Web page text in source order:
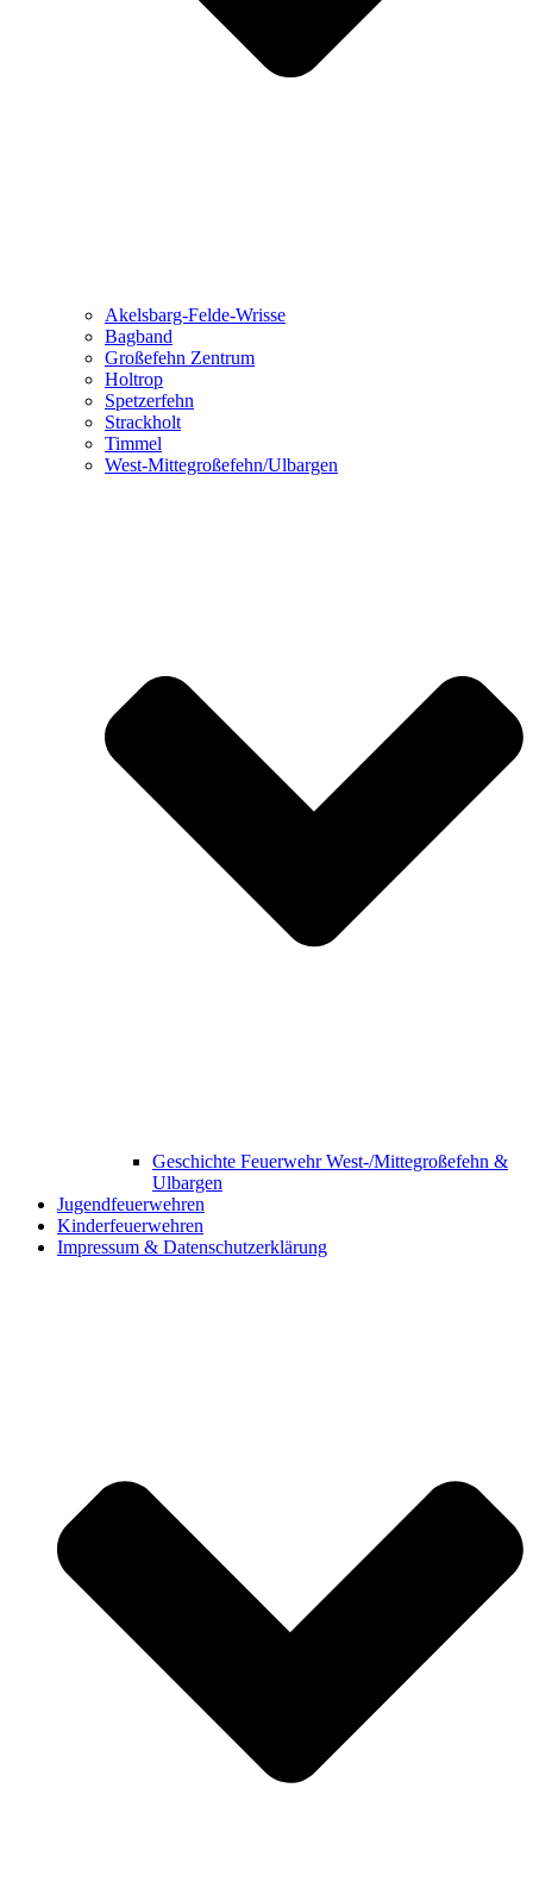
Akelsbarg-Felde-Wrisse
Bagband
Großefehn Zentrum
Holtrop
Spetzerfehn
Strackholt
Timmel
West-Mittegroßefehn/Ulbargen
Geschichte Feuerwehr West-/Mittegroßefehn &
Ulbargen
Jugendfeuerwehren
Kinderfeuerwehren
Impressum & Datenschutzerklärung